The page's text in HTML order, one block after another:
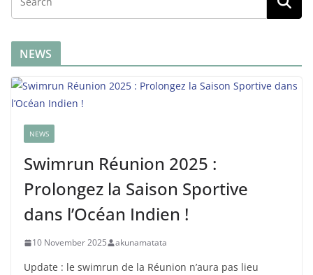
NEWS
NEWS
Swimrun Réunion 2025 :
Prolongez la Saison Sportive
dans l’Océan Indien !
10 November 2025 akunamatata
Update : le swimrun de la Réunion n’aura pas lieu